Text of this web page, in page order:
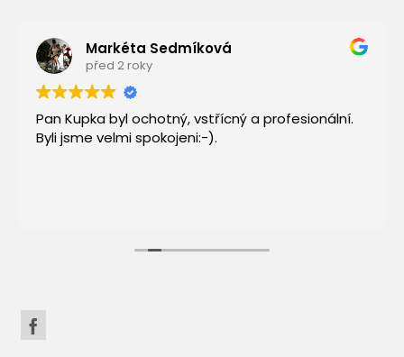
Markéta Sedmíková
před 2 roky
Pan Kupka byl ochotný, vstřícný a profesionální.
Byli jsme velmi spokojeni:-).